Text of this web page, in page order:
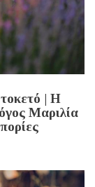
| Η
Μαριλία